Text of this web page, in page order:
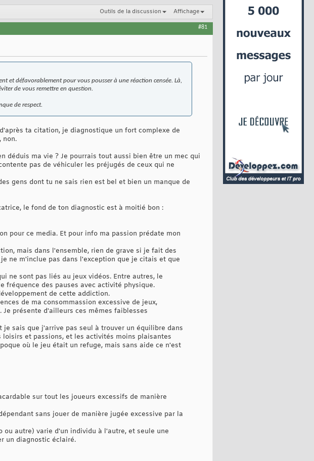
Outils de la discussion Affichage
#81
et défavorablement pour vous pousser à une réaction censée. Là,
de vous remettre en question.
de respect.
ta citation, je diagnostique un fort complexe de
non.
déduis ma vie ? Je pourrais tout aussi bien être un mec qui
pas de véhiculer les préjugés de ceux qui ne
gens dont tu ne sais rien est bel et bien un manque de
le fond de ton diagnostic est à moitié bon :
pour ce media. Et pour info ma passion prédate mon
mais dans l'ensemble, rien de grave si je fait des
ne m'inclue pas dans l'exception que je citais et que
ne sont pas liés au jeux vidéos. Entre autres, le
des pauses avec activité physique.
de cette addiction.
de ma consommassion excessive de jeux,
présente d'ailleurs ces mêmes faiblesses
sais que j'arrive pas seul à trouver un équilibre dans
et passions, et les activités moins plaisantes
où le jeu était un refuge, mais sans aide ce n'est
sur tout les joueurs excessifs de manière
sans jouer de manière jugée excessive par la
ou autre) varie d'un individu à l'autre, et seule une
un diagnostic éclairé.